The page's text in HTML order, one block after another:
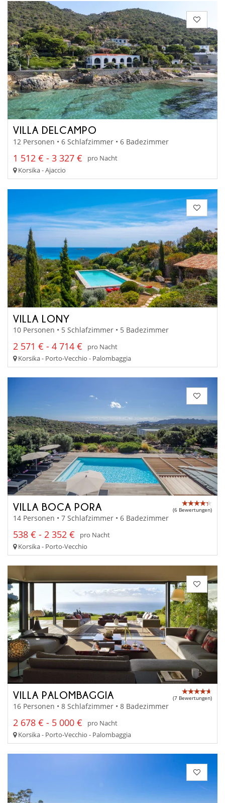
VILLA DELCAMPO
12 Personen • 6 Schlafzimmer • 6 Badezimmer
1 512 € - 3 327 €
pro Nacht
Korsika - Ajaccio
VILLA LONY
10 Personen • 5 Schlafzimmer • 5 Badezimmer
2 571 € - 4 714 €
pro Nacht
Korsika - Porto-Vecchio - Palombaggia
VILLA BOCA PORA (6 Bewertungen)
14 Personen • 7 Schlafzimmer • 6 Badezimmer
538 € - 2 352 €
pro Nacht
Korsika - Porto-Vecchio
VILLA PALOMBAGGIA (7 Bewertungen)
16 Personen • 8 Schlafzimmer • 8 Badezimmer
2 678 € - 5 000 €
pro Nacht
Korsika - Porto-Vecchio - Palombaggia